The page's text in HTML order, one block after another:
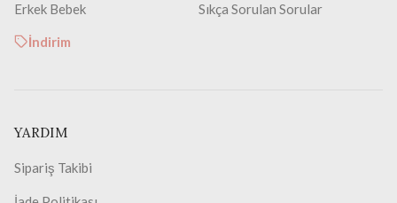
Erkek Bebek
İndirim
Sıkça Sorulan Sorular
YARDIM
Sipariş Takibi